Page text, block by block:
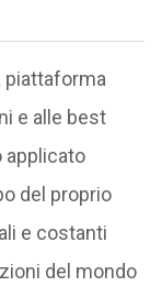
piattaforma
e alle best
applicato
del proprio
e costanti
del mondo